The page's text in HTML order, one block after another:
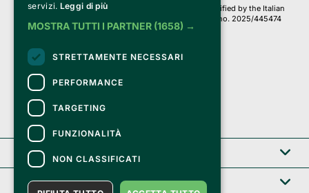
Clappit is based on the Belive 6.2 ticketing platform, certified by the Italian
Revenue Agency (Agenzia delle Entrate) under protocol no. 2025/445474
dated November 6, 2025.
they are secure and protected by an SSL certificate
with 128-bit encryption.
Clappit
Help center
servizi. Leggi di più
MOSTRA TUTTI I PARTNER (1658) →
STRETTAMENTE NECESSARI
PERFORMANCE
TARGETING
FUNZIONALITÀ
NON CLASSIFICATI